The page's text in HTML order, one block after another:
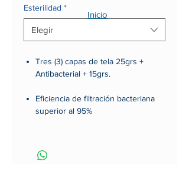
Esterilidad *
Elegir
Tres (3) capas de tela 25grs +
Antibacterial + 15grs.
Eficiencia de filtración bacteriana
superior al 95%
Hipoalergénica.
Inicio